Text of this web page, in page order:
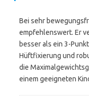
Bei sehr
empfehlenswert. Er
besser als ein 3-
Hüftfixierung und
die
einem geeigneten